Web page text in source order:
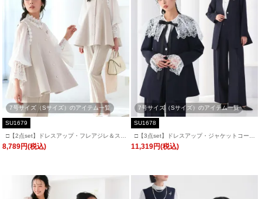
7号サイズ（Sサイズ）のアイテム一覧
SU1679
□【2点set】ドレスアップ・フレアジレ＆スリ
ムテーパードパンツ「SU1679」/ フォーマル
8,789円(税込)
7号サイズ（Sサイズ）のアイテム一覧
SU1678
□【3点set】ドレスアップ・ジャケットコート
＆タックワイドパンツレースケープ/カフス付
11,319円(税込)